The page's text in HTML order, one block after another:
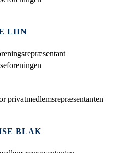
LIIN
BLAK